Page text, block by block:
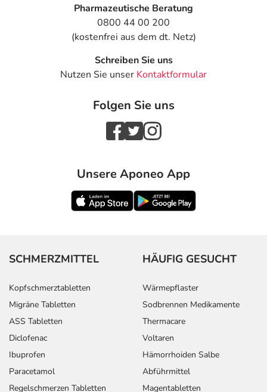
Pharmazeutische Beratung
0800 44 00 200
(kostenfrei aus dem dt. Netz)
Schreiben Sie uns
Nutzen Sie unser Kontaktformular
Folgen Sie uns
Unsere Aponeo App
SCHMERZMITTEL
Kopfschmerztabletten
Migräne Tabletten
ASS Tabletten
Diclofenac
Ibuprofen
Paracetamol
Regelschmerzen Tabletten
HÄUFIG GESUCHT
Wärmepflaster
Sodbrennen Medikamente
Thermacare
Voltaren
Hämorrhoiden Salbe
Abführmittel
Magentabletten